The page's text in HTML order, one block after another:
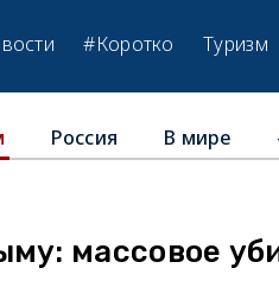
#Коротко Туризм
Россия В мире
массовое